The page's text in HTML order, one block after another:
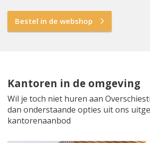
Bestel in de webshop
Kantoren in de omgeving
Wil je toch niet huren aan
dan onderstaande opties uit ons
kantorenaanbod